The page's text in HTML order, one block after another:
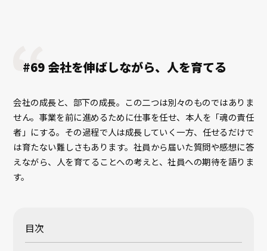
#69 会社を伸ばしながら、人を育てる
会社の成長と、部下の成長。この二つは別々のものではありま
せん。事業を前に進めるために仕事を任せ、本人を「魂の責任
者」にする。その過程で人は成長していく一方、任せるだけで
は育たない難しさもあります。社員から届いた質問や感想に答
えながら、人を育てることへの考えと、社員への期待を語りま
す。
目次